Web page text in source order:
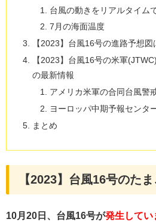
台風の動きをリアルタイム
7月の海面温度
【2023】台風16号の進路予想図
【2023】台風16号の米軍
の最新情報
アメリカ米軍の合同台風警
ヨーロッパ中期予報センタ
まとめ
【2023】台風16号のた
10月20日 、台風16号が発生してい